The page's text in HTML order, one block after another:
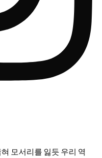
모서리를 잃듯 우리 역